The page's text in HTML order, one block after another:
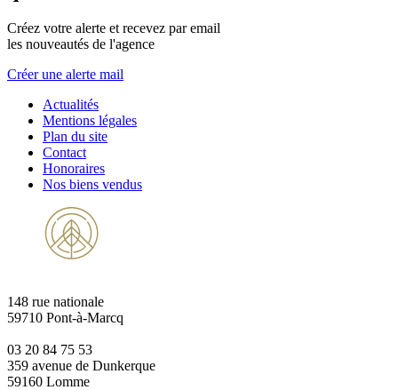
Créez votre alerte et recevez par email
les nouveautés de l'agence
Créer une alerte mail
Actualités
Mentions légales
Plan du site
Contact
Honoraires
Nos biens vendus
148 rue nationale
59710 Pont-à-Marcq
03 20 84 75 53
359 avenue de Dunkerque
59160 Lomme